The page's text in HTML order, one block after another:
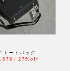
トートバッグ
）27%off